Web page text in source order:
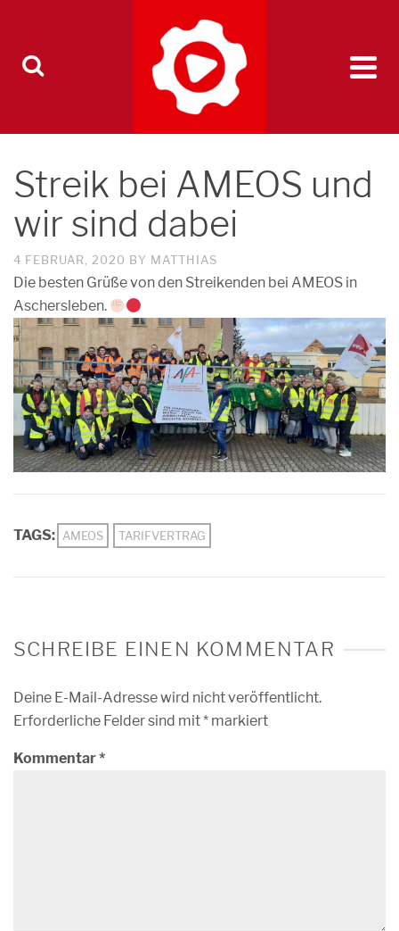
Streik bei AMEOS und
wir sind dabei
4 FEBRUAR, 2020 BY MATTHIAS
Die besten Grüße von den Streikenden bei AMEOS in
Aschersleben.
TAGS: AMEOS TARIFVERTRAG
SCHREIBE EINEN KOMMENTAR
Deine E-Mail-Adresse wird nicht veröffentlicht.
Erforderliche Felder sind mit* markiert
Kommentar*